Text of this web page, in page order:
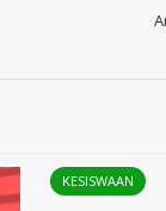
KESISWAAN